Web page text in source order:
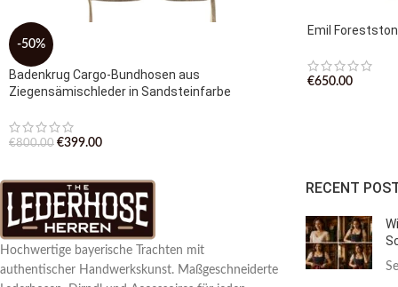
-50%
Badenkrug Cargo-Bundhosen aus
Ziegensämischleder in Sandsteinfarbe
€800.00 €399.00
Emil
€650.00
Hochwertige bayerische Trachten mit
authentischer Handwerkskunst. Maßgeschneiderte
RECENT